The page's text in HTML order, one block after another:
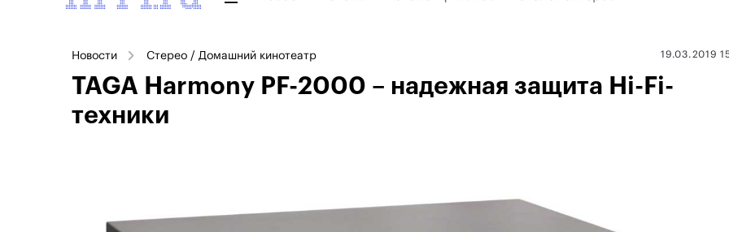
Новости Стерео / Домашний кинотеатр 19.03.2019
TAGA Harmony PF-2000 – надежная защита Hi-Fi-
техники